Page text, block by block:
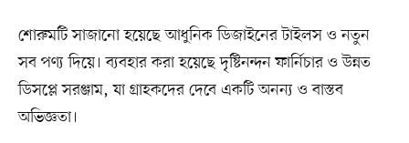
শোরুমটি সাজানো হয়েছে আধুনিক ডিজাইনের টাইলস ও নতুন
সব পণ্য দিয়ে। ব্যবহার করা হয়েছে দৃষ্টিনন্দন ফার্নিচার ও উন্নত
ডিসপ্লে সরঞ্জাম, যা গ্রাহকদের দেবে একটি অনন্য ও বাস্তব
অভিজ্ঞতা।